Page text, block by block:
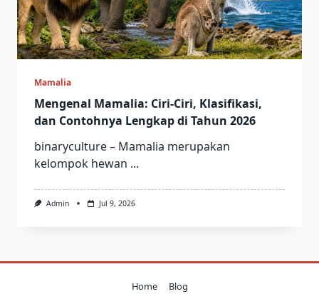
Mamalia
Mengenal Mamalia: Ciri-Ciri, Klasifikasi,
dan Contohnya Lengkap di Tahun 2026
binaryculture – Mamalia merupakan
kelompok hewan ...
Admin Jul 9, 2026
Home Blog